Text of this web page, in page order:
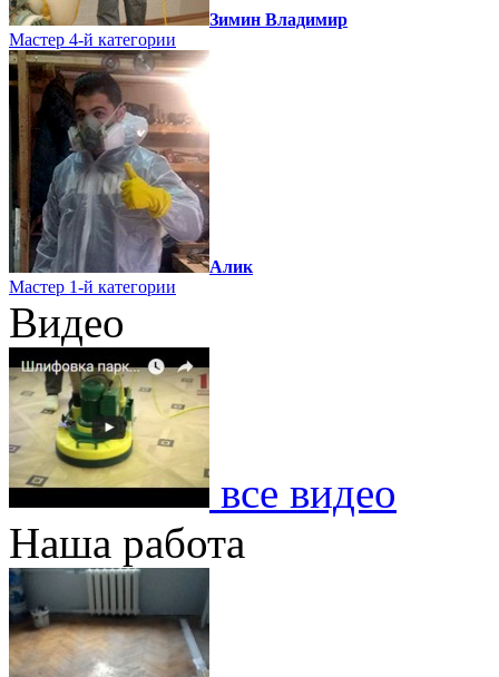
Зимин Владимир
Мастер 4-й категории
Алик
Мастер 1-й категории
Видео
все видео
Наша работа